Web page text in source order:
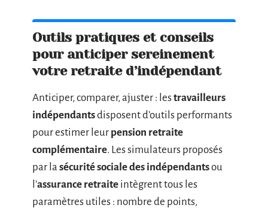
Outils pratiques et conseils
pour anticiper sereinement
votre retraite d’indépendant
Anticiper, comparer, ajuster : lestravailleurs
indépendantsdisposent d’outils performants
pour estimer leur pension retraite
complémentaire. Les simulateurs proposés
par la sécurité sociale des indépendantsou
l’assurance retraite intègrent tous les
paramètres utiles : nombre de points,